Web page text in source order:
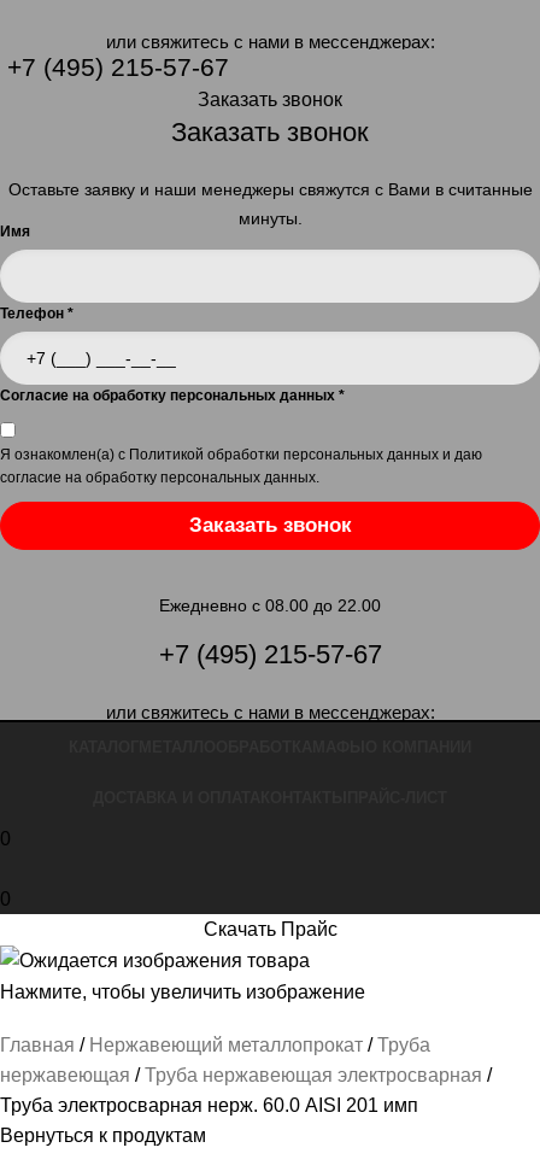
или свяжитесь с нами в мессенджерах:
+7 (495) 215-57-67
Заказать звонок
Заказать звонок
Оставьте заявку и наши менеджеры свяжутся с Вами в считанные
минуты.
Имя
Телефон *
Согласие на обработку персональных данных *
Я ознакомлен(а) с Политикой обработки персональных данных и даю
согласие на обработку персональных данных
Заказать звонок
Ежедневно с 08.00 до 22.00
+7 (495) 215-57-67
или свяжитесь с нами в мессенджерах:
0
0
Скачать Прайс
Нажмите, чтобы увеличить изображение
Главная Нержавеющий металлопрокат
Труба
нержавеющая
Труба нержавеющая электросварная
Труба электросварная нерж. 60.0 AISI 201 имп
Вернуться к продуктам